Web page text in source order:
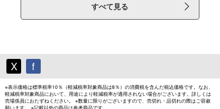
すべて見る
X f
※表示価格は標準税率10％（軽減税率対象商品は8％）の消費税を含んだ税込価格です。なお、
軽減税率対象商品において、用途により軽減税率が適用されない場合がございます。詳しくは
売場係員におたずねください。 ※数量に限りがございますので、売切れ・品切れの際はご容赦
願います。 ※記載以外の商品は参考商品です。